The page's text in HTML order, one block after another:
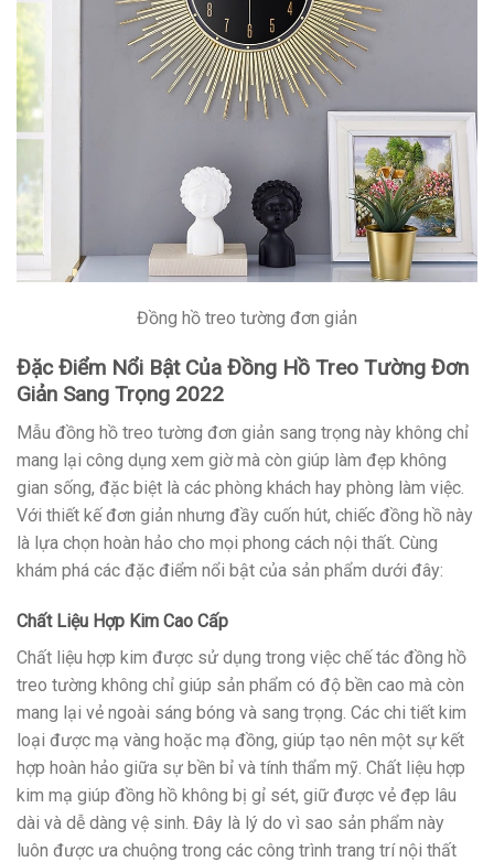
Đồng hồ treo tường đơn giản
Đặc Điểm Nổi Bật Của Đồng Hồ Treo Tường Đơn
Giản Sang Trọng 2022
Mẫu đồng hồ treo tường đơn giản sang trọng này không chỉ
mang lại công dụng xem giờ mà còn giúp làm đẹp không
gian sống, đặc biệt là các phòng khách hay phòng làm việc.
Với thiết kế đơn giản nhưng đầy cuốn hút, chiếc đồng hồ này
là lựa chọn hoàn hảo cho mọi phong cách nội thất. Cùng
khám phá các đặc điểm nổi bật của sản phẩm dưới đây:
Chất Liệu Hợp Kim Cao Cấp
Chất liệu hợp kim được sử dụng trong việc chế tác đồng hồ
treo tường không chỉ giúp sản phẩm có độ bền cao mà còn
mang lại vẻ ngoài sáng bóng và sang trọng. Các chi tiết kim
loại được mạ vàng hoặc mạ đồng, giúp tạo nên một sự kết
hợp hoàn hảo giữa sự bền bỉ và tính thẩm mỹ. Chất liệu hợp
kim mạ giúp đồng hồ không bị gỉ sét, giữ được vẻ đẹp lâu
dài và dễ dàng vệ sinh. Đây là lý do vì sao sản phẩm này
luôn được ưa chuộng trong các công trình trang trí nội thất